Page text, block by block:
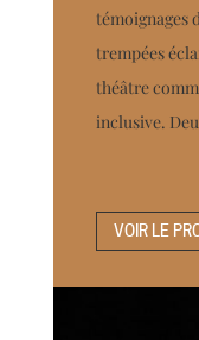
témoignages
trempées
théâtre
inclusive.
VOIR LE